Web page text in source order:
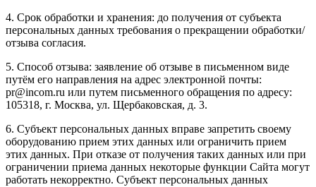
4. Срок обработки и хранения: до получения от субъекта
персональных данных требования о прекращении обработки/
отзыва согласия.
5. Способ отзыва: заявление об отзыве в письменном виде
путём его направления на адрес электронной почты:
pr@incom.ru или путем письменного обращения по адресу:
105318, г. Москва, ул. Щербаковская, д. 3.
6. Субъект персональных данных вправе запретить своему
оборудованию прием этих данных или ограничить прием
этих данных. При отказе от получения таких данных или при
ограничении приема данных некоторые функции Сайта могут
работать некорректно. Субъект персональных данных